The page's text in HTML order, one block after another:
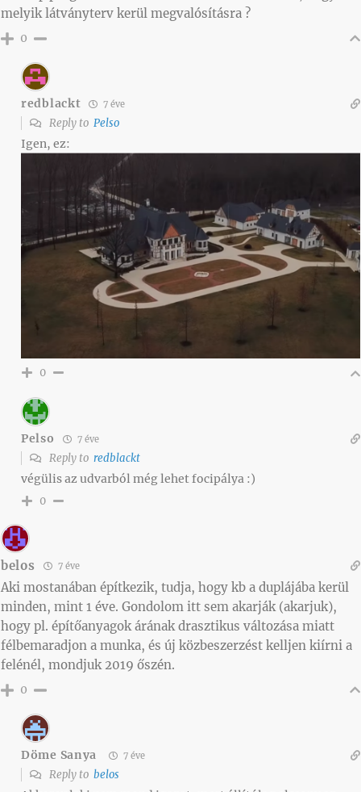
melyik látványterv kerül megvalósításra ?
0
redblackt 7 éve
Reply to Pelso
Igen, ez:
0
Pelso 7 éve
Reply to redblackt
végülis az udvarból még lehet focipálya :)
0
belos 7 éve
Aki mostanában építkezik, tudja, hogy kb a duplájába kerül
minden, mint 1 éve. Gondolom itt sem akarják (akarjuk),
hogy pl. építőanyagok árának drasztikus változása miatt
félbemaradjon a munka, és új közbeszerzést kelljen kiírni a
felénél, mondjuk 2019 őszén.
0
Döme Sanya 7 éve
Reply to belos